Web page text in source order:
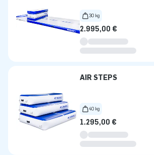
30 kg
2.995,00 €
AIR STEPS
40 kg
1.295,00 €